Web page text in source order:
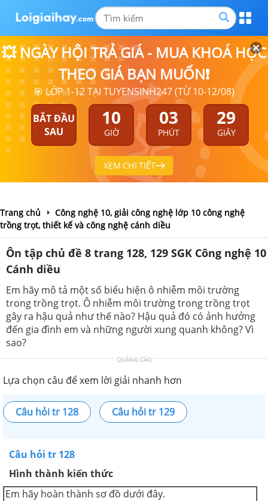
💥 NGÀY HỘI TRẢ GIÁ - MUA KHOÁ HỌC
THEO GIÁ BẠN MUỐN❗
🎯 LỚP 1-12 TẠI TUYENSINH247 (TỪ 10-12/08)
BẮT ĐẦU
SAU
10
GIỜ
03
PHÚT
28
GIÂY
XEM CHI TIẾT
Trang chủ
Công nghệ 10, giải công nghệ lớp 10 công nghệ
trồng trọt, thiết kế và công nghệ cánh diều
Ôn tập chủ đề 8 trang 128, 129 SGK Công nghệ 10
Cánh diều
Em hãy mô tả một số biểu hiện ô nhiễm môi trường
trong trồng trọt. Ô nhiễm môi trường trong trồng trọt
gây ra hậu quả như thế nào? Hậu quả đó có ảnh hưởng
đến gia đình em và những người xung quanh không? Vì
sao?
QUẢNG CÁO
Lựa chọn câu để xem lời giải nhanh hơn
Câu hỏi tr 128 Câu hỏi tr 129
Câu hỏi tr 128
Hình thành kiến thức
Em hãy hoàn thành sơ đồ dưới đây.